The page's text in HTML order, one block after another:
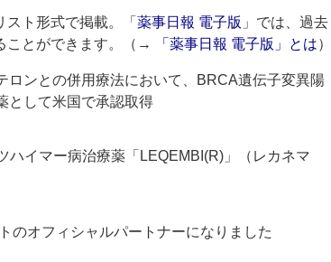
ト形式で掲載。「 薬事日報 電子版 」では、過去
ことができます。（→
「薬事日報 電子版」とは）
ロンとの併用療法において、BRCA遺伝子変異陽
として米国で承認取得
ハイマー病治療薬「LEQEMBI(R)」（レカネマ
のオフィシャルパートナーになりました